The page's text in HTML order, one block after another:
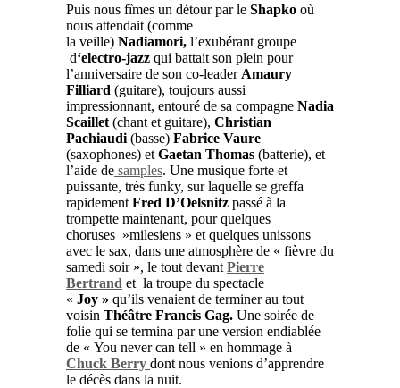
Puis nous fîmes un détour par le Shapko où
nous attendait (comme
la veille) Nadiamori, l’exubérant groupe
d‘electro-jazz qui battait son plein pour
l’anniversaire de son co-leader Amaury
Filliard (guitare), toujours aussi
impressionnant, entouré de sa compagne Nadia
Scaillet (chant et guitare), Christian
Pachiaudi (basse) Fabrice Vaure
(saxophones) et Gaetan Thomas (batterie), et
l’aide de samples. Une musique forte et
puissante, très funky, sur laquelle se greffa
rapidement Fred D’Oelsnitz passé à la
trompette maintenant, pour quelques
choruses »milesiens » et quelques unissons
avec le sax, dans une atmosphère de « fièvre du
samedi soir », le tout devant Pierre
Bertrand et la troupe du spectacle
« Joy » qu’ils venaient de terminer au tout
voisin Théâtre Francis Gag. Une soirée de
folie qui se termina par une version endiablée
de « You never can tell » en hommage à
Chuck Berry dont nous venions d’apprendre
le décès dans la nuit.